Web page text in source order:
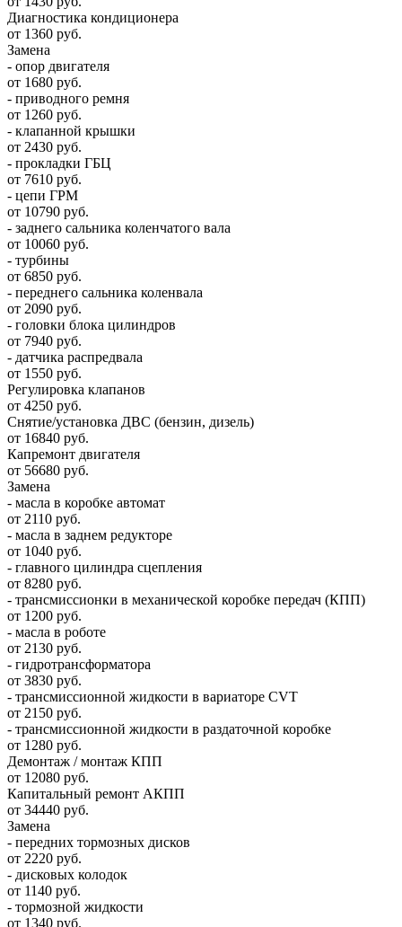
Диагностика кондиционера
от 1360 руб.
Замена
- опор двигателя
от 1680 руб.
- приводного ремня
от 1260 руб.
- клапанной крышки
от 2430 руб.
- прокладки ГБЦ
от 7610 руб.
- цепи ГРМ
от 10790 руб.
- заднего сальника коленчатого вала
от 10060 руб.
- турбины
от 6850 руб.
- переднего сальника коленвала
от 2090 руб.
- головки блока цилиндров
от 7940 руб.
- датчика распредвала
от 1550 руб.
Регулировка клапанов
от 4250 руб.
Снятие/установка ДВС (бензин, дизель)
от 16840 руб.
Капремонт двигателя
от 56680 руб.
Замена
- масла в коробке автомат
от 2110 руб.
- масла в заднем редукторе
от 1040 руб.
- главного цилиндра сцепления
от 8280 руб.
- трансмиссионки в механической коробке передач (КПП)
от 1200 руб.
- масла в роботе
от 2130 руб.
- гидротрансформатора
от 3830 руб.
- трансмиссионной жидкости в вариаторе CVT
от 2150 руб.
- трансмиссионной жидкости в раздаточной коробке
от 1280 руб.
Демонтаж / монтаж КПП
от 12080 руб.
Капитальный ремонт АКПП
от 34440 руб.
Замена
- передних тормозных дисков
от 2220 руб.
- дисковых колодок
от 1140 руб.
- тормозной жидкости
от 1340 руб.